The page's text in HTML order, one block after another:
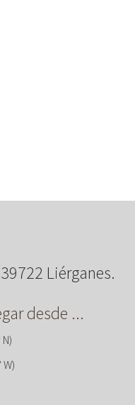
Liérganes.
desde ...